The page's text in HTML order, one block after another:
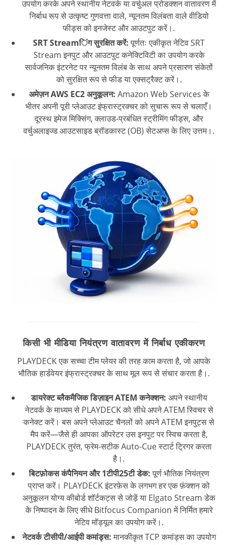
उपयोग करके अपने स्थानीय नेटवर्क या वर्चुअल प्रोडक्शन वातावरण में
निर्बाध रूप से उत्कृष्ट गुणवत्ता वाले, न्यूनतम विलंबता वाले वीडियो
फीड्स को इनजेस्ट और आउटपुट करें।.
SRT Streamिंग सुरक्षित करें:पूर्णतः एकीकृत नेटिव SRT
Stream इनपुट और आउटपुट कनेक्टिविटी का उपयोग करके
सार्वजनिक इंटरनेट पर न्यूनतम विलंब के साथ अपने प्रसारण संकेतों
को सुरक्षित रूप से फीड या एक्सट्रैक्ट करें।.
अमेज़न AWS EC2 अनुकूलन: Amazon Web Services के
भीतर अपनी पूरी प्लेआउट इंफ्रास्ट्रक्चर को सुचारू रूप से चलाएँ।
दूरस्थ इमेज मिक्सिंग, क्लाउड-प्रबंधित स्ट्रीमिंग फीड्स, और
वर्चुअलाइज्ड आउटसाइड ब्रॉडकास्ट (OB) सेटअप्स के लिए उत्तम।.
किसी भी मीडिया नियंत्रण वातावरण में निर्बाध एकीकरण
PLAYDECK एक सच्चा टीम प्लेयर की तरह काम करता है, जो आपके
भौतिक हार्डवेयर इंफ्रास्ट्रक्चर के साथ मूल रूप से संचार करता है।.
डायरेक्ट ब्लैकमैजिक डिज़ाइन ATEM कनेक्शन: अपने स्थानीय
नेटवर्क के माध्यम से PLAYDECK को सीधे अपने ATEM स्विचर से
कनेक्ट करें। बस अपने प्लेआउट चैनलों को अपने ATEM इनपुट्स से
मैप करें—जैसे ही आपका ऑपरेटर उस इनपुट पर स्विच करता है,
PLAYDECK तुरंत, फ्रेम-सटीक Auto-Cue स्टार्ट ट्रिगर करता
है।.
बिटफ़ोकस कंपैनियन और 1टीपी25टी डेक:पूर्ण भौतिक नियंत्रण
प्राप्त करें। PLAYDECK इंटरफ़ेस के लगभग हर एक फ़ंक्शन को
अनुकूलन योग्य कीबोर्ड शॉर्टकट्स से जोड़ें या Elgato Stream डेक
के निष्पादन के लिए सीधे Bitfocus Companion में निर्मित हमारे
नेटिव मॉड्यूल का उपयोग करें।.
नेटवर्क टीसीपी/आईपी कमांड्स:मानकीकृत TCP कमांड्स का उपयोग